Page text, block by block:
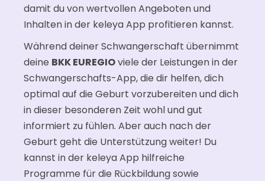
damit du von wertvollen Angeboten und
Inhalten in der keleya App profitieren kannst.
Während deiner Schwangerschaft übernimmt
deine BKK EUREGIOviele der Leistungen in der
Schwangerschafts-App, die dir helfen, dich
optimal auf die Geburt vorzubereiten und dich
in dieser besonderen Zeit wohl und gut
informiert zu fühlen. Aber auch nach der
Geburt geht die Unterstützung weiter! Du
kannst in der keleya App hilfreiche
Programme für die Rückbildung sowie